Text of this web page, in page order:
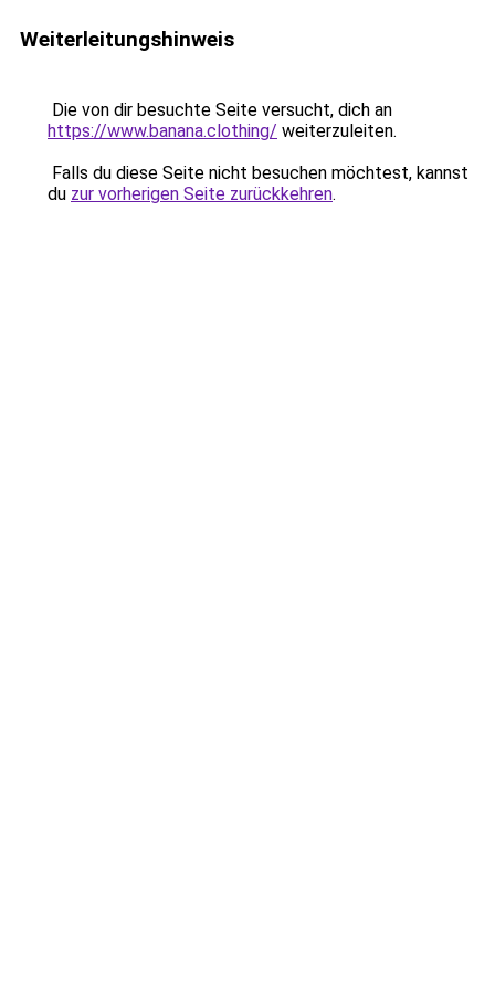
Weiterleitungshinweis
Die von dir besuchte Seite versucht, dich an
https://www.banana.clothing/ weiterzuleiten.
Falls du diese Seite nicht besuchen möchtest, kannst
du zur vorherigen Seite zurückkehren.